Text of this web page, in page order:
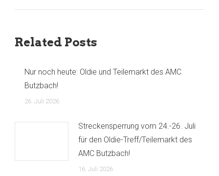
Related Posts
Nur noch heute: Oldie und Teilemarkt des AMC
Butzbach!
26. Juli 2026
Streckensperrung vom 24.-26. Juli
für den Oldie-Treff/Teilemarkt des
AMC Butzbach!
16. Juli 2026